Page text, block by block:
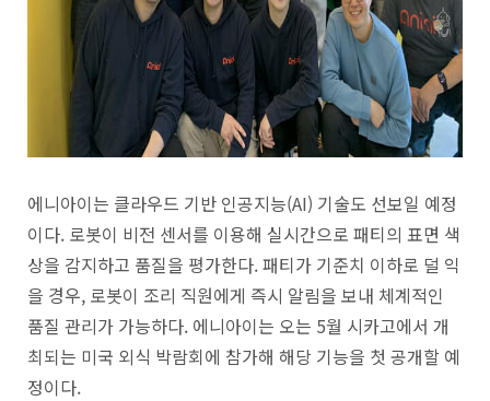
에니아이는 클라우드 기반 인공지능(AI) 기술도 선보일 예정
이다. 로봇이 비전 센서를 이용해 실시간으로 패티의 표면 색
상을 감지하고 품질을 평가한다. 패티가 기준치 이하로 덜 익
을 경우, 로봇이 조리 직원에게 즉시 알림을 보내 체계적인
품질 관리가 가능하다. 에니아이는 오는 5월 시카고에서 개
최되는 미국 외식 박람회에 참가해 해당 기능을 첫 공개할 예
정이다.